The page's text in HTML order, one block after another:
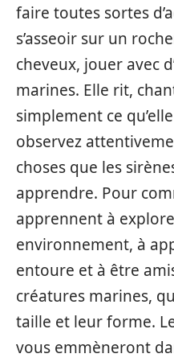
faire toutes sortes
s’asseoir sur un
cheveux, jouer avec
marines. Elle rit,
simplement ce
observez
choses que les
apprendre. Pour
apprennent à
environnement, à
entoure et à être
créatures marines,
taille et leur forme.
vous emmèneront